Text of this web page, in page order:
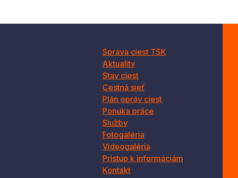
Správa ciest TSK
Aktuality
Stav ciest
Cestná sieť
Plán opráv ciest
Ponuka práce
Služby
Fotogaléria
Videogaléria
Prístup k informáciám
Kontakt